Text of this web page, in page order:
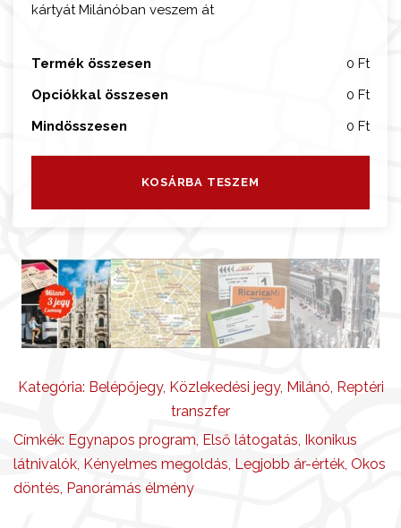
ó
j
g
y
t
r
t
r
a
n
z
e
r
m
kártyát Milánóban veszem át
Termék összesen
0 Ft
Opciókkal összesen
0 Ft
Mindösszesen
0 Ft
KOSÁRBA TESZEM
Kategória: Belépőjegy, Közlekedési jegy, Milánó Reptéri
transzfer
Címkék: Egynapos program Első látogatás Ikonikus
látnivalók Kényelmes megoldás Legjobb ár-érték Okos
döntés Panorámás élmény